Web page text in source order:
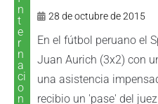
n
t
e
r
n
a
ci
o
n
28 de octubre de 2015
En el fútbol peruano el
Juan Aurich (3x2) con
una asistencia
recibio un 'pase' del